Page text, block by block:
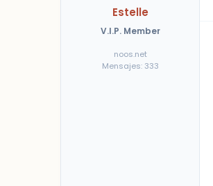
Estelle
V.I.P. Member
noos.net
Mensajes: 333